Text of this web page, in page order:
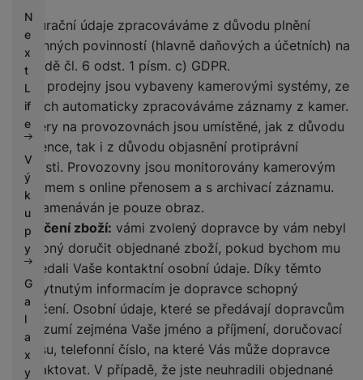
N
e
x
t
L
if
e
V
ý
k
u
p
y
G
a
l
a
x
y
Fakturační údaje zpracováváme z důvodu plnění
zákonných povinností (hlavně daňových a účetních) na
základě čl. 6 odst. 1 písm. c) GDPR.
Naše prodejny jsou vybaveny kamerovými systémy, ze
kterých automaticky zpracováváme záznamy z kamer.
Kamery na provozovnách jsou umístěné, jak z důvodu
prevence, tak i z důvodu objasnění protiprávní
činnosti. Provozovny jsou monitorovány kamerovým
systémem s online přenosem a s archivací záznamu.
Zaznamenáván je pouze obraz.
Doručení zboží: vámi zvolený dopravce by vám nebyl
schopný doručit objednané zboží, pokud bychom mu
nepředali Vaše kontaktní osobní údaje. Díky těmto
poskytnutým informacím je dopravce schopný
doručení. Osobní údaje, které se předávají dopravcům
se rozumí zejména Vaše jméno a příjmení, doručovací
adresu, telefonní číslo, na které Vás může dopravce
kontaktovat. V případě, že jste neuhradili objednané